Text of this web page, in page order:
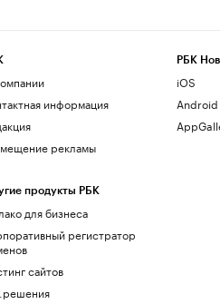
информация
рекламы
продукты РБК
для бизнеса
регистратор
сайтов
РБК
iOS
Android